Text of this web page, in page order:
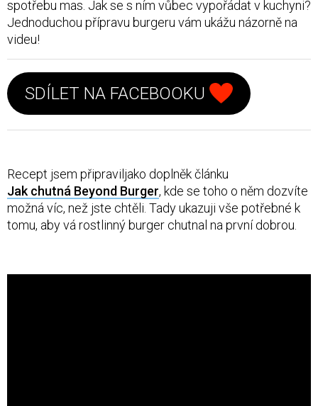
SCUK
Vyhledávání
Sociální
FACEBOOK
TWITTER
INSTAGRAM
spotřebu mas. Jak se s ním vůbec vypořádat v kuchyni?
Jednoduchou přípravu burgeru vám ukážu názorně na
videu!
SDÍLET NA FACEBOOKU
Recept jsem připraviljako doplněk článku
Jak chutná Beyond Burger, kde se toho o něm dozvíte
možná víc, než jste chtěli. Tady ukazuji vše potřebné k
tomu, aby vá rostlinný burger chutnal na první dobrou.